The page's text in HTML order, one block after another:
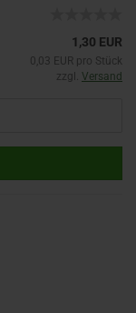
1,30 EUR
0,03 EUR pro Stück
zzgl. Versand